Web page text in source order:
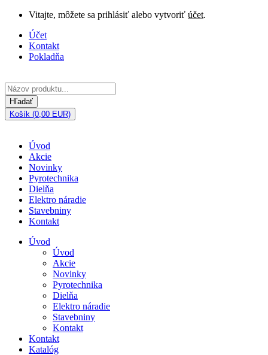
Vitajte, môžete sa prihlásiť alebo vytvoriť účet.
Účet
Kontakt
Pokladňa
Hľadať
Košík (0,00 EUR)
Úvod
Akcie
Novinky
Pyrotechnika
Dielňa
Elektro náradie
Stavebniny
Kontakt
Úvod
Úvod
Akcie
Novinky
Pyrotechnika
Dielňa
Elektro náradie
Stavebniny
Kontakt
Kontakt
Katalóg